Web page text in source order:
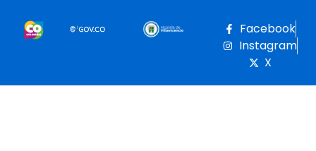
Facebook
Instagram
X